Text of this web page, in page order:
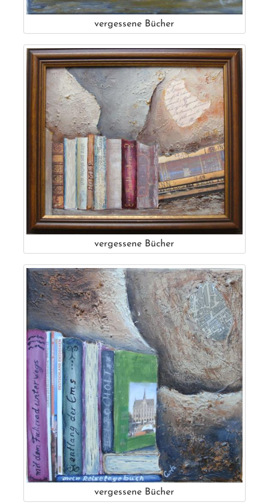
vergessene Bücher
vergessene Bücher
vergessene Bücher